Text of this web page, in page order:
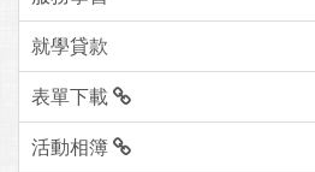
就學貸款
表單下載
活動相簿